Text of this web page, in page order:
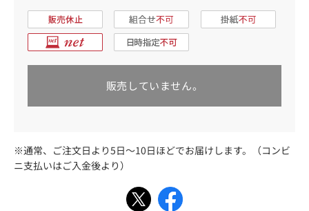
販売していません。
※通常、ご注文日より5日～10日ほどでお届けします。（コンビ
ニ支払いはご入金後より）